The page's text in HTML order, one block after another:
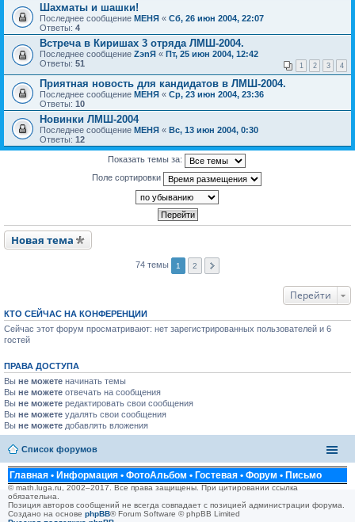
Шахматы и шашки!
Последнее сообщение МЕНЯ « Сб, 26 июн 2004, 22:07
Ответы: 4
Встреча в Киришах 3 отряда ЛМШ-2004.
Последнее сообщение ZэnЯ « Пт, 25 июн 2004, 12:42
Ответы: 51 1 2 3 4
Приятная новость для кандидатов в ЛМШ-2004.
Последнее сообщение МЕНЯ « Ср, 23 июн 2004, 23:36
Ответы: 10
Новинки ЛМШ-2004
Последнее сообщение МЕНЯ « Вс, 13 июн 2004, 0:30
Ответы: 12
Показать темы за:
Поле сортировки
Новая тема
74 темы 1 2
Перейти
КТО СЕЙЧАС НА КОНФЕРЕНЦИИ
Сейчас этот форум просматривают: нет зарегистрированных пользователей и 6
гостей
ПРАВА ДОСТУПА
Вы не можете начинать темы
Вы не можете отвечать на сообщения
Вы не можете редактировать свои сообщения
Вы не можете удалять свои сообщения
Вы не можете добавлять вложения
Список форумов
Главная • Информация • ФотоАльбом • Гостевая • Форум • Письмо
© math.luga.ru, 2002–2017. Все права защищены. При цитировании ссылка
обязательна.
Позиция авторов сообщений не всегда совпадает с позицией администрации форума.
Создано на основе phpBB® Forum Software © phpBB Limited